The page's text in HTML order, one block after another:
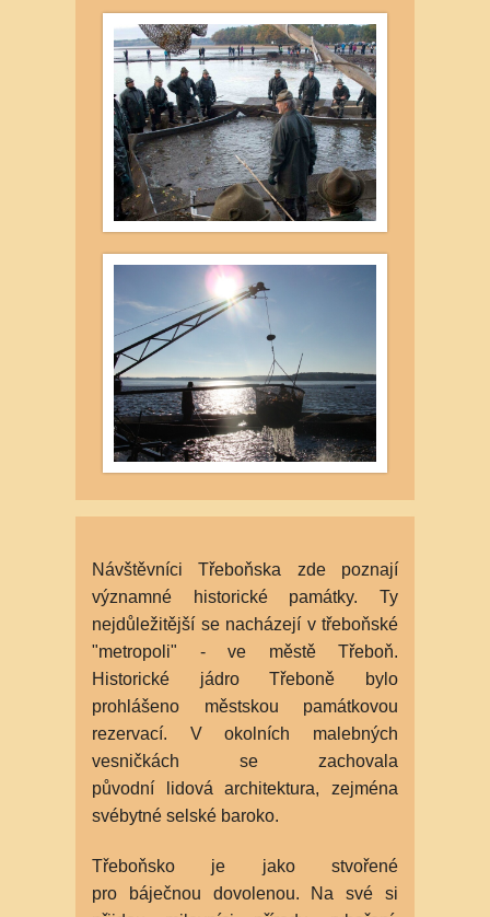
Návštěvníci Třeboňska zde poznají
významné historické památky. Ty
nejdůležitější se nacházejí v třeboňské
"metropoli" - ve městě Třeboň.
Historické jádro Třeboně bylo
prohlášeno městskou památkovou
rezervací. V okolních malebných
vesničkách se zachovala
původní lidová architektura, zejména
svébytné selské baroko.
Třeboňsko je jako stvořené
pro báječnou dovolenou. Na své si